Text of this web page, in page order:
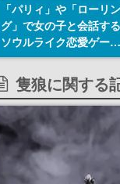
「パリィ」や「ローリン
グ」で女の子と会話する
ソウルライク恋愛ゲーム
『小早川さんはソウルラ
イク』無料公開。返事に
失敗すると「YOU
DIED」
隻狼に関する